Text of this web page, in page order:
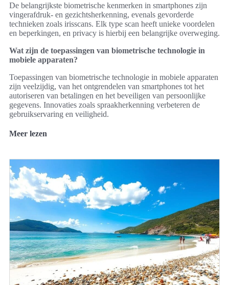
De belangrijkste biometrische kenmerken in smartphones zijn
vingerafdruk- en gezichtsherkenning, evenals gevorderde
technieken zoals irisscans. Elk type scan heeft unieke voordelen
en beperkingen, en privacy is hierbij een belangrijke overweging.
Wat zijn de toepassingen van biometrische technologie in
mobiele apparaten?
Toepassingen van biometrische technologie in mobiele apparaten
zijn veelzijdig, van het ontgrendelen van smartphones tot het
autoriseren van betalingen en het beveiligen van persoonlijke
gegevens. Innovaties zoals spraakherkenning verbeteren de
gebruikservaring en veiligheid.
Meer lezen